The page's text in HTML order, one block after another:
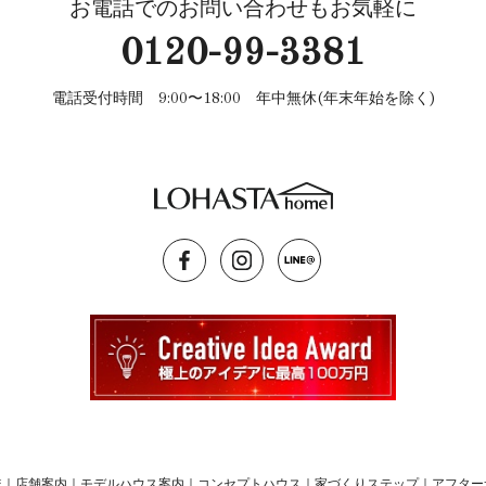
お電話でのお問い合わせもお気軽に
0120-99-3381
電話受付時間 9:00〜18:00 年中無休(年末年始を除く)